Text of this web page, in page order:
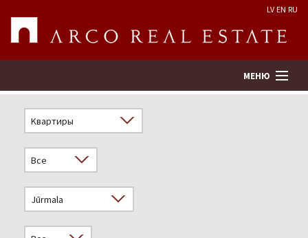
LV EN RU
МЕНЮ
Оценка недвижимости
Предприятие